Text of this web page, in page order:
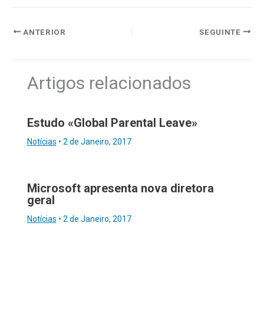
ANTERIOR SEGUINTE
Artigos relacionados
Estudo «Global Parental Leave»
Notícias • 2 de Janeiro, 2017
Microsoft apresenta nova diretora
geral
Notícias • 2 de Janeiro, 2017